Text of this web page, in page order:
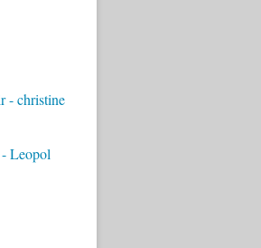
- christine
Leopol